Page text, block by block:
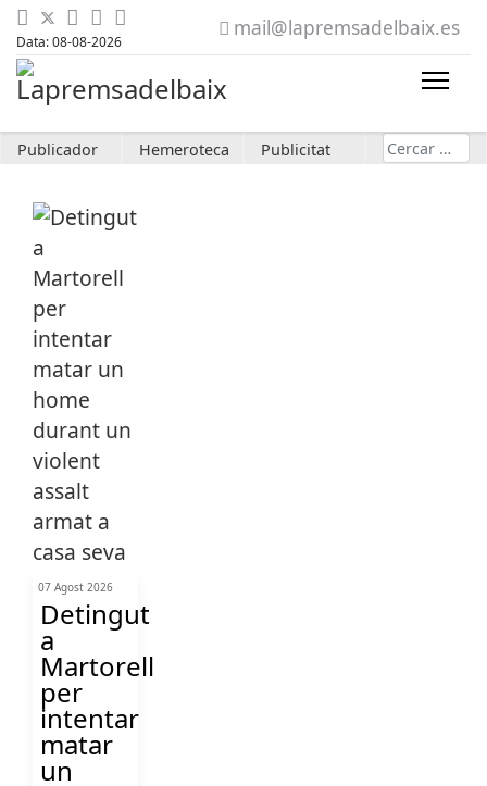
Data: 08-08-2026
mail@lapremsadelbaix.es
Publicador Hemeroteca Publicitat Cerca
07 Agost 2026
Detingut
a
Martorell
per
intentar
matar
un